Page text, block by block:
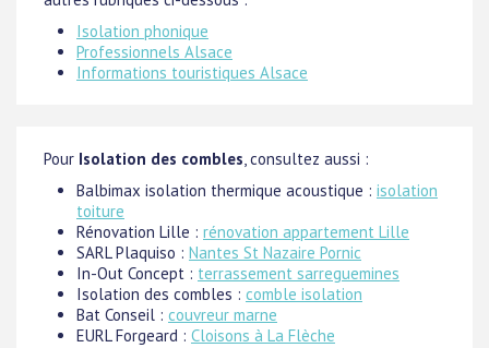
Isolation phonique
Professionnels Alsace
Informations touristiques Alsace
Pour Isolation des combles , consultez aussi :
Balbimax isolation thermique acoustique : isolation
toiture
Rénovation Lille : rénovation appartement Lille
SARL Plaquiso : Nantes St Nazaire Pornic
In-Out Concept : terrassement sarreguemines
Isolation des combles : comble isolation
Bat Conseil : couvreur marne
EURL Forgeard : Cloisons à La Flèche